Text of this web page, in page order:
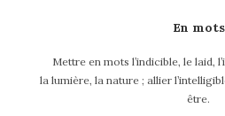
En mots
Mettre en mots l’indicible, le laid,
la lumière, la nature ; allier
être.